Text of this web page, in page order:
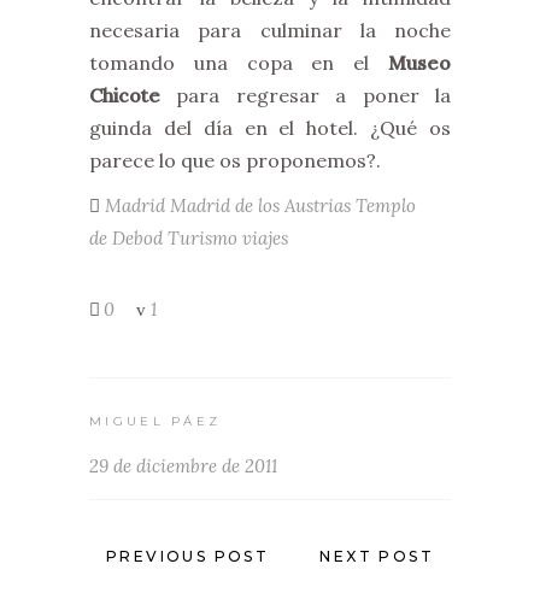
necesaria para culminar la noche
tomando una copa en el Museo
Chicote para regresar a poner la
guinda del día en el hotel. ¿Qué os
parece lo que os proponemos?.
Madrid Madrid de los Austrias Templo
de Debod Turismo viajes
0 1
MIGUEL PÁEZ
29 de diciembre de 2011
PREVIOUS POST NEXT POST